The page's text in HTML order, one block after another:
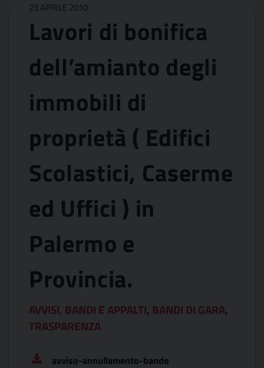
23 APRILE 2010
Lavori di bonifica
dell’amianto degli
immobili di
proprietà ( Edifici
Scolastici, Caserme
ed Uffici ) in
Palermo e
Provincia.
AVVISI, BANDI E APPALTI, BANDI DI GARA,
TRASPARENZA
avviso-annullamento-bando